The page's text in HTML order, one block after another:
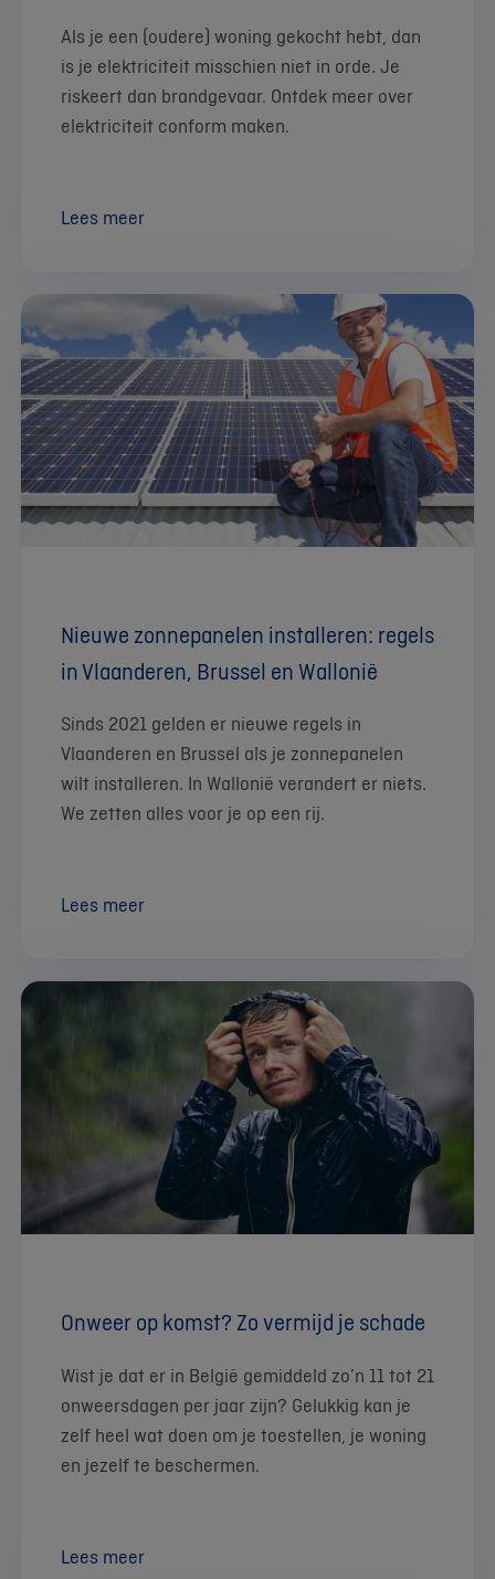
Als je een (oudere) woning gekocht hebt, dan
is je elektriciteit misschien niet in orde. Je
riskeert dan brandgevaar. Ontdek meer over
elektriciteit conform maken.
Lees meer
Nieuwe zonnepanelen installeren: regels
in Vlaanderen, Brussel en Wallonië
Sinds 2021 gelden er nieuwe regels in
Vlaanderen en Brussel als je zonnepanelen
wilt installeren. In Wallonië verandert er niets.
We zetten alles voor je op een rij.
Lees meer
Onweer op komst? Zo vermijd je schade
Wist je dat er in België gemiddeld zo’n 11 tot 21
onweersdagen per jaar zijn? Gelukkig kan je
zelf heel wat doen om je toestellen, je woning
en jezelf te beschermen.
Lees meer